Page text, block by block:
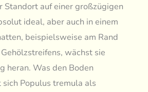
Standort auf einer großzügigen
ideal, aber auch in einem
beispielsweise am Rand
wächst sie
heran. Was den Boden
Populus tremula als